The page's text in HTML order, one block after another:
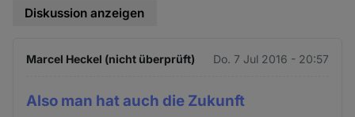
Diskussion anzeigen
Marcel Heckel (nicht überprüft) Do. 7 Jul 2016 - 20:57
Also man hat auch die Zukunft